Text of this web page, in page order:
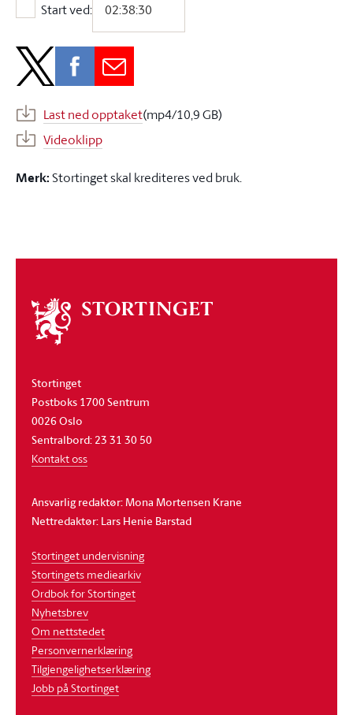
Start ved:
Start ved:
Last ned opptaket(mp4/10,9 GB)
Videoklipp
Merk:Stortinget skal krediteres ved bruk.
Om
stortinget
Stortinget
Postboks 1700 Sentrum
0026 Oslo
Sentralbord: 23 31 30 50
Kontakt oss
Ansvarlig redaktør: Mona Mortensen Krane
Nettredaktør: Lars Henie Barstad
Stortinget undervisning
Stortingets mediearkiv
Ordbok for Stortinget
Nyhetsbrev
Om nettstedet
Personvernerklæring
Tilgjengelighetserklæring
Jobb på Stortinget